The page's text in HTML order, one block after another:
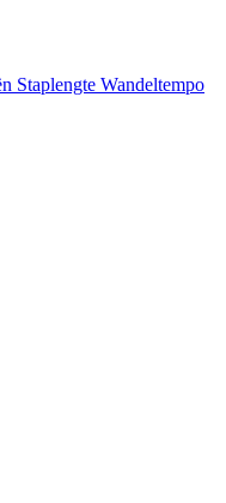
Staplengte Wandeltempo